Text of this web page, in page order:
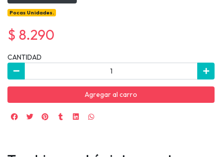
Pocas Unidades.
$ 8.290
CANTIDAD
Agregar al carro